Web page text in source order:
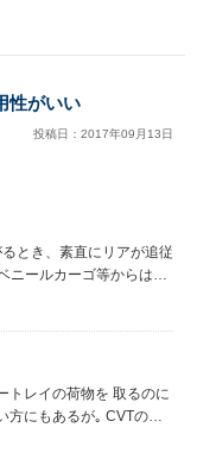
性がいい
投稿日： 2017年09 月 13日
とき、素直にリアが追従
ールカーゴ等からは得
ってだけではないところ
ックスや、ポケットが多
トレイの荷物を 取るのに
にもあるが｡ CVTの変
ェンジする時がはっき